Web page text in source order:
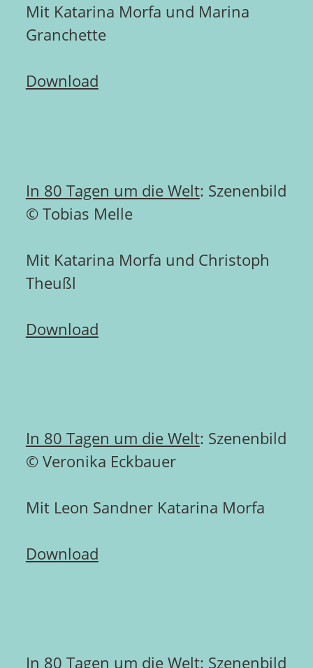
Mit Katarina Morfa und Marina
Granchette
Download
In 80 Tagen um die Welt: Szenenbild
© Tobias Melle
Mit Katarina Morfa und Christoph
Theußl
Download
In 80 Tagen um die Welt: Szenenbild
© Veronika Eckbauer
Mit Leon Sandner Katarina Morfa
Download
In 80 Tagen um die Welt: Szenenbild